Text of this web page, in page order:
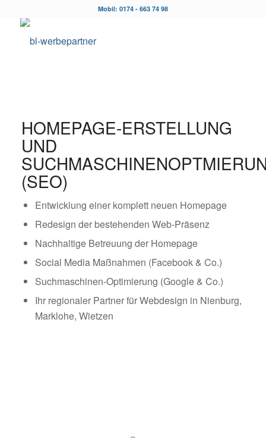
Mobil: 0174 - 663 74 98
HOMEPAGE-ERSTELLUNG
UND
(SEO)
Entwicklung einer komplett neuen Homepage
Redesign der bestehenden Web-Präsenz
Nachhaltige Betreuung der Homepage
Social Media Maßnahmen (Facebook & Co.)
Suchmaschinen-Optimierung (Google & Co.)
Ihr regionaler Partner für Webdesign in Nienburg,
Marklohe, Wietzen